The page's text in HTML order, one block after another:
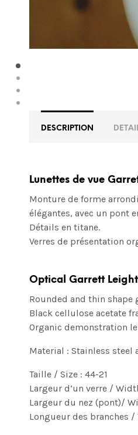
DESCRIPTION
Lunettes de vue
Monture de forme
élégantes, avec un pont
Détails en titane.
Verres de présentation
Optical Garrett
Rounded and thin
Black cellulose acetate
Organic demonstration
Material : Stainless steel
Taille / Size : 44-21
Largeur d’un verre /
Largeur du nez (pont)/
Longueur des branches